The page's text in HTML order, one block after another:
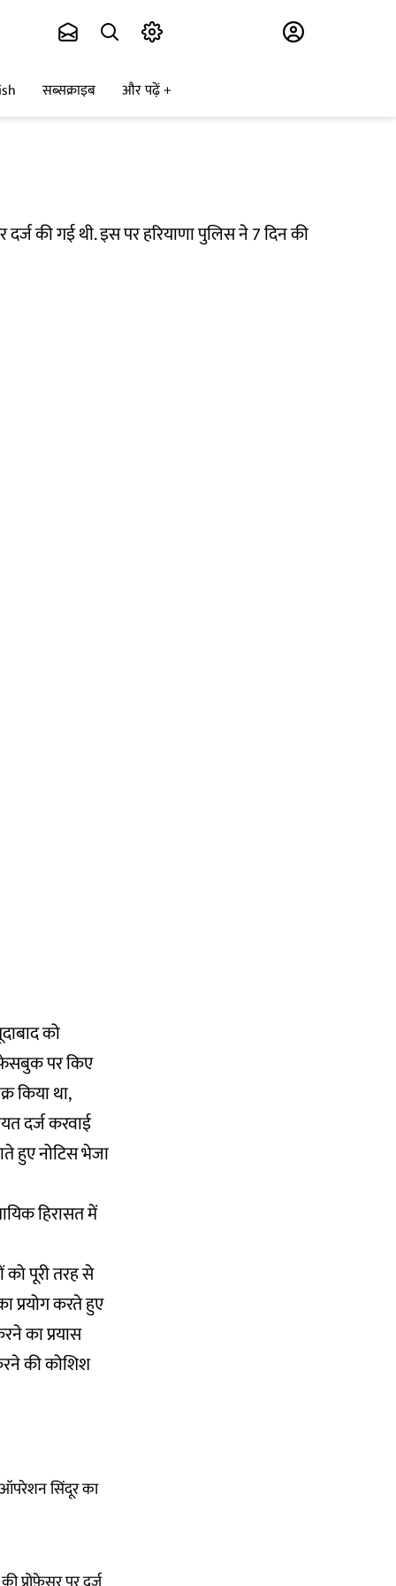
सब्सक्राइब और पढ़ें
की गई थी. इस पर हरियाणा पुलिस ने 7 दिन की
को
फेसबुक पर किए
किया था,
दर्ज करवाई
हुए नोटिस भेजा
हिरासत में
को पूरी तरह से
प्रयोग करते हुए
का प्रयास
की कोशिश
सिंदूर का